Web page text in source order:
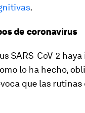
.
de coronavirus
SARS-CoV-2
lo ha hecho,
que las rutinas